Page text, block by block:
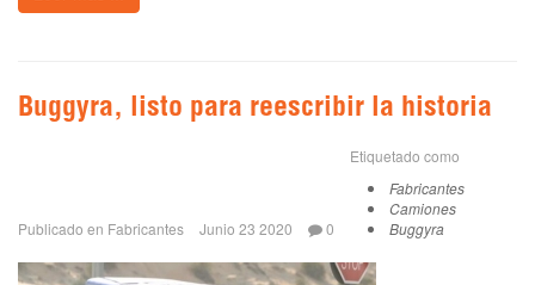
Buggyra, listo para reescribir la historia
Publicado en Fabricantes Junio 23 2020 0
Etiquetado como
Fabricantes
Camiones
Buggyra